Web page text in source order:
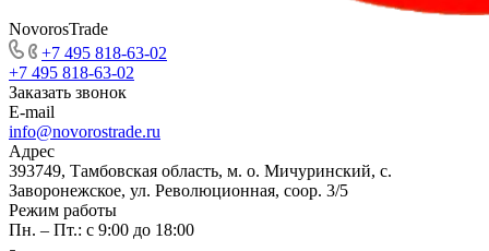
NovorosTrade
+7 495 818-63-02
+7 495 818-63-02
Заказать звонок
E-mail
info@novorostrade.ru
Адрес
393749, Тамбовская область, м. о. Мичуринский, с.
Заворонежское, ул. Революционная, соор. 3/5
Режим работы
Пн. – Пт.: с 9:00 до 18:00